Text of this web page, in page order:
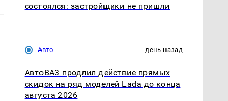
состоялся: застройщики не пришли
Авто день назад
АвтоВАЗ продлил действие прямых
скидок на ряд моделей Lada до конца
августа 2026